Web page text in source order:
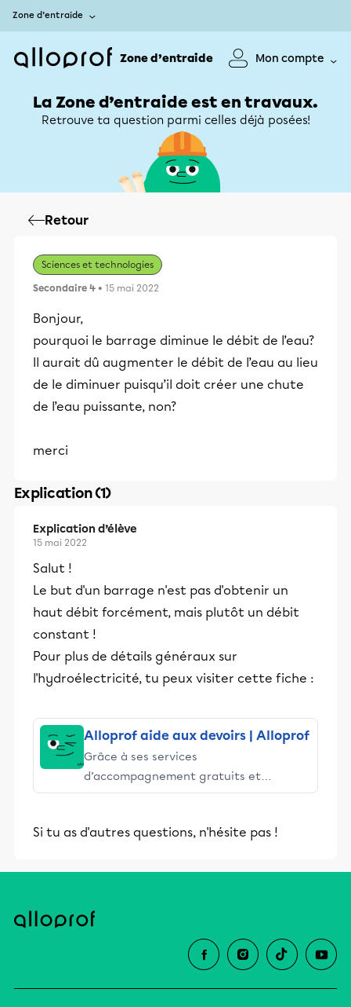
Zone d’entraide
Zone d’entraide Mon compte
La Zone d’entraide est en travaux.
Retrouve ta question parmi celles déjà posées!
Retour
Sciences et technologies
Secondaire 4 • 15 mai 2022
Bonjour,
pourquoi le barrage diminue le débit de l’eau?
Il aurait dû augmenter le débit de l’eau au lieu
de le diminuer puisqu’il doit créer une chute
de l’eau puissante, non?
merci
Explication (1)
Explication d’élève
15 mai 2022
Salut !
Le but d'un barrage n'est pas d'obtenir un
haut débit forcément, mais plutôt un débit
constant !
Pour plus de détails généraux sur
l'hydroélectricité, tu peux visiter cette fiche :
Alloprof aide aux devoirs | Alloprof
Grâce à ses services
d’accompagnement gratuits et
stimulants, Alloprof engage les élèves
éducative.
Si tu as d'autres questions, n'hésite pas !